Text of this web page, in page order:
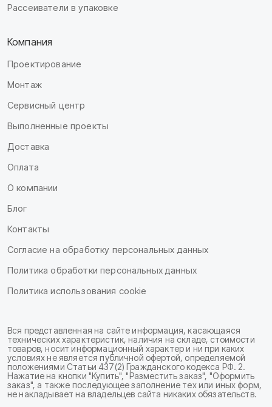
Рассеиватели в упаковке
Компания
Проектирование
Монтаж
Сервисный центр
Выполненные проекты
Доставка
Оплата
О компании
Блог
Контакты
Согласие на обработку персональных данных
Политика обработки персональных данных
Политика использования cookie
Вся представленная на сайте информация, касающаяся
технических характеристик, наличия на складе, стоимости
товаров, носит информационный характер и ни при каких
условиях не является публичной офертой, определяемой
положениями Статьи 437(2) Гражданского кодекса РФ. 2.
Нажатие на кнопки "Купить", "Разместить заказ", "Оформить
заказ", а также последующее заполнение тех или иных форм,
не накладывает на владельцев сайта никаких обязательств.